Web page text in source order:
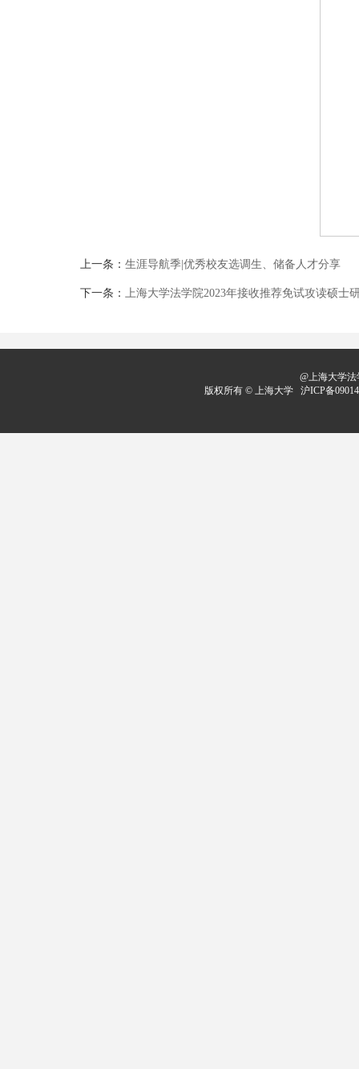
上一条： 生涯导航季|优秀校友选调生、储备人才分享
下一条： 上海大学法学院2023年接收推荐免试攻读硕士
@上海大学
版权所有 ©上海大学 沪ICP备